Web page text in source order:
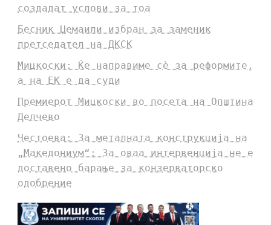
создадат услови за тоа
Бесник Џемаили избран за заменик
претседател на ДКСК
Мицкоски: Ќе направиме сè за реформите,
а на ЕК е да суди
Премиерот Мицкоски во посета на Општина
Делчево
Честоева: За металната конструкција на
„Македониум“: За оваа интервенција не е
доставено барање за конзерваторско
одобрение